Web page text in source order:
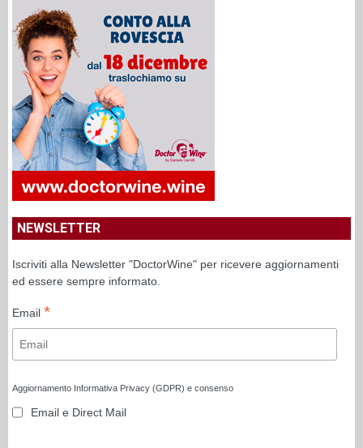
NEWSLETTER
Iscriviti alla Newsletter "DoctorWine" per ricevere aggiornamenti
ed essere sempre informato.
Email *
Aggiornamento Informativa Privacy (GDPR) e consenso
Email e Direct Mail